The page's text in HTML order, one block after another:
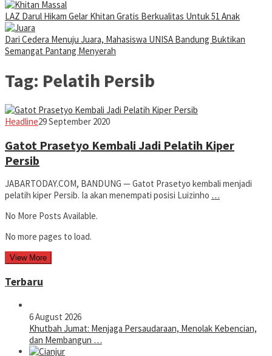
LAZ Darul Hikam Gelar Khitan Gratis Berkualitas Untuk 51 Anak
Dari Cedera Menuju Juara, Mahasiswa UNISA Bandung Buktikan
Semangat Pantang Menyerah
Tag: Pelatih Persib
HeadlineJabar
29 September 2020
Gatot Prasetyo Kembali Jadi Pelatih Kiper
Persib
JABARTODAY.COM, BANDUNG — Gatot Prasetyo kembali menjadi
pelatih kiper Persib. Ia akan menempati posisi Luizinho …
No More Posts Available.
No more pages to load.
View More
Terbaru
6 August 2026
Khutbah Jumat: Menjaga Persaudaraan, Menolak Kebencian,
dan Membangun …